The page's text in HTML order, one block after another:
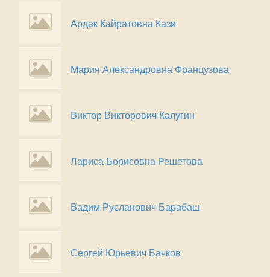
Ардак Кайратовна Кази
Мария Александровна Французова
Виктор Викторович Калугин
Лариса Борисовна Решетова
Вадим Русланович Барабаш
Сергей Юрьевич Бачков